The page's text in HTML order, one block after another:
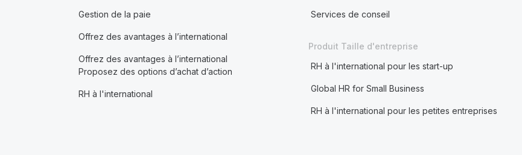
Gestion de la paie
Offrez des avantages à l’international
Offrez des avantages à l’international
Proposez des options d’achat d’action
RH à l'international
Services de conseil
Produit Taille d'entreprise
RH à l'international pour les start-up
Global HR for Small Business
RH à l'international pour les petites entreprises